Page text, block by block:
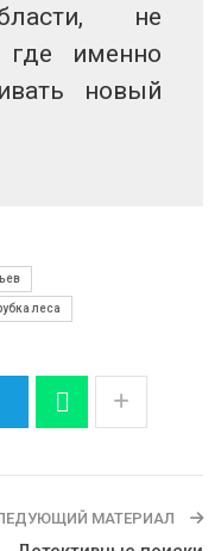
не
именно
новый
леса
МАТЕРИАЛ